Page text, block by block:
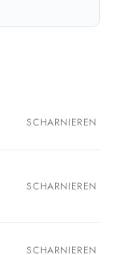
SCHARNIEREN
SCHARNIEREN
SCHARNIEREN